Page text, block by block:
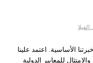
الفيلا
الأساسية. اعتمد علينا